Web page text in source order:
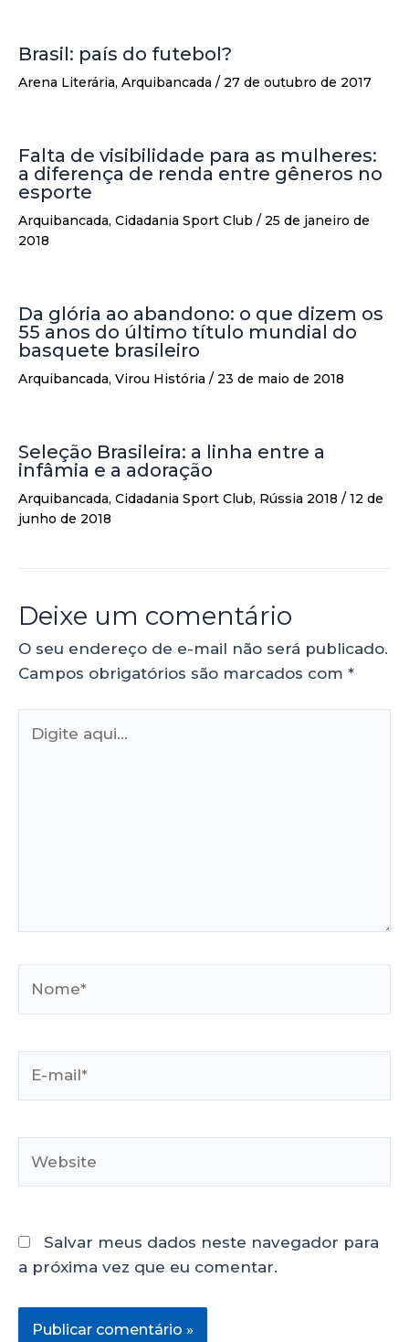
Brasil: país do futebol?
Arena Literária, Arquibancada / 27 de outubro de 2017
Falta de visibilidade para as mulheres:
a diferença de renda entre gêneros no
esporte
Arquibancada, Cidadania Sport Club / 25 de janeiro de
2018
Da glória ao abandono: o que dizem os
55 anos do último título mundial do
basquete brasileiro
Arquibancada, Virou História / 23 de maio de 2018
Seleção Brasileira: a linha entre a
infâmia e a adoração
Arquibancada, Cidadania Sport Club, Rússia 2018 / 12 de
junho de 2018
Deixe um comentário
O seu endereço de e-mail não será publicado.
Campos obrigatórios são marcados com *
Salvar meus dados neste navegador para
a próxima vez que eu comentar.